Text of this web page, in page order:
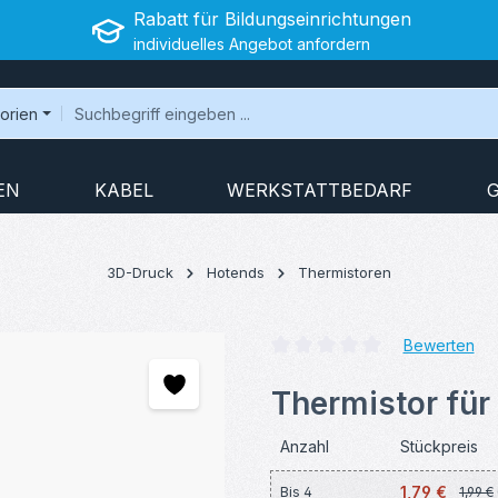
Rabatt für Bildungseinrichtungen
individuelles Angebot anfordern
KABEL WERKSTATTBEDARF
3D-Druck Hotends Thermistoren
Bewerten
Thermistor für
Anzahl Stückpreis
Bis 4 1,79 € 1,99 €